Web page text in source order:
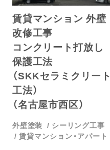
賃貸マンション 外壁
改修工事
コンクリート打放し
保護工法
（SKKセラミクリート
工法）
（名古屋市西区）
外壁塗装
シーリング工事
賃貸マンション・アパート